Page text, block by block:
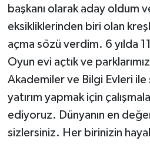
başkanı olarak aday oldum
eksikliklerinden biri olan
açma sözü verdim. 6 yılda
Oyun evi açtık ve
Akademiler ve Bilgi Evleri
yatırım yapmak için
ediyoruz. Dünyanın en
sizlersiniz. Her birinizin